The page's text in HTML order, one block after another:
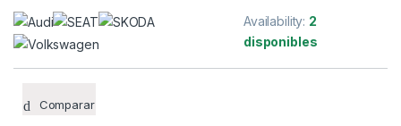
Availability: 2
disponibles
Comparar